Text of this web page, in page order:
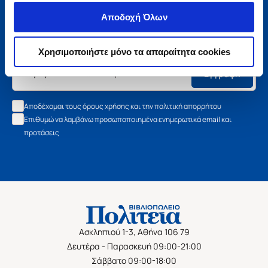
Αποδοχή Όλων
Χρησιμοποιήστε μόνο τα απαραίτητα cookies
Μάθετε τα νέα της Πολιτείας
Εγγραφείτε στο newsletter μας και μάθετε πρώτοι όλα τα
νέα βιβλία, τις εξαιρετικές τιμές και τις εκδηλώσεις μας.
Εγγραφή
Αποδέχομαι τους όρους χρήσης και την πολιτική απορρήτου
Επιθυμώ να λαμβάνω προσωποποιημένα ενημερωτικά email και
προτάσεις
Ασκληπιού 1-3, Αθήνα 106 79
Δευτέρα - Παρασκευή 09:00-21:00
Σάββατο 09:00-18:00